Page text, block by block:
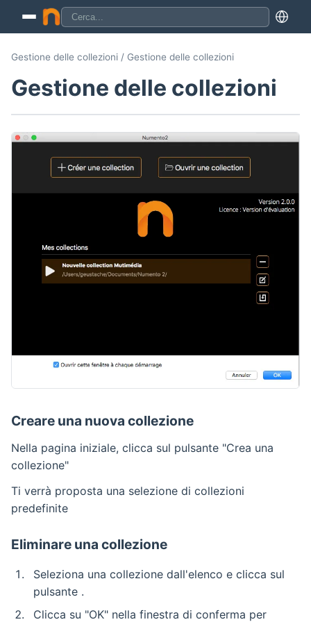
Gestione delle collezioni / Gestione delle collezioni
Gestione delle collezioni
Creare una nuova collezione
Nella pagina iniziale, clicca sul pulsante "Crea una
collezione"
Ti verrà proposta una selezione di collezioni
predefinite
Eliminare una collezione
Seleziona una collezione dall'elenco e clicca sul
pulsante .
Clicca su "OK" nella finestra di conferma per